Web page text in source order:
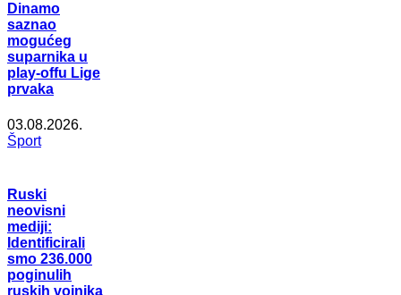
Dinamo
saznao
mogućeg
suparnika u
play-offu Lige
prvaka
03.08.2026.
Šport
Ruski
neovisni
mediji:
Identificirali
smo 236.000
poginulih
ruskih vojnika